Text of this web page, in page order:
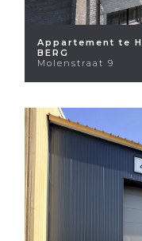
Appartement te
BERG
Molenstraat 9